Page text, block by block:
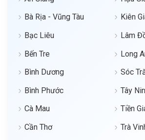
Bà Rịa - Vũng Tàu
Bạc Liêu
Bến Tre
Bình Dương
Bình Phước
Cà Mau
Cần Thơ
Kiên
Lâm
Long
Sóc
Tây
Tiền
Trà